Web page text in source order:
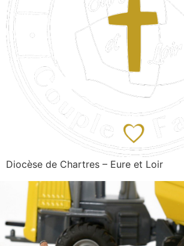
Diocèse de Chartres – Eure et Loir